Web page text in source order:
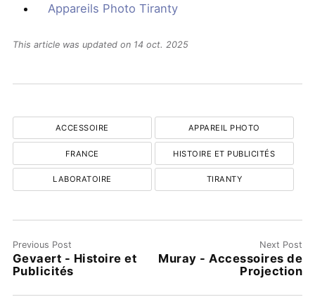
Appareils Photo Tiranty
This article was updated on 14 oct. 2025
ACCESSOIRE APPAREIL PHOTO
FRANCE HISTOIRE ET PUBLICITÉS
LABORATOIRE TIRANTY
Previous Post
Gevaert - Histoire et
Publicités
Next Post
Muray - Accessoires de
Projection